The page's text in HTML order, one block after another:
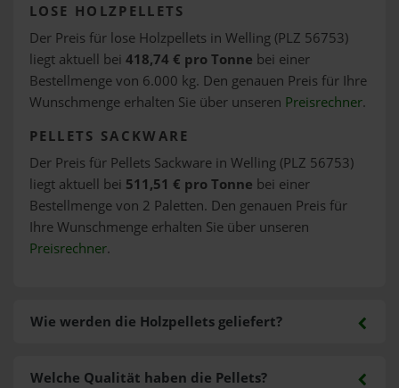
LOSE HOLZPELLETS
Der Preis für lose Holzpellets in Welling (PLZ 56753)
liegt aktuell bei 418,74 € pro Tonne bei einer
Bestellmenge von 6.000 kg. Den genauen Preis für Ihre
Wunschmenge erhalten Sie über unseren Preisrechner.
PELLETS SACKWARE
Der Preis für Pellets Sackware in Welling (PLZ 56753)
liegt aktuell bei 511,51 € pro Tonne bei einer
Bestellmenge von 2 Paletten. Den genauen Preis für
Ihre Wunschmenge erhalten Sie über unseren
Preisrechner.
Wie werden die Holzpellets geliefert?
Welche Qualität haben die Pellets?